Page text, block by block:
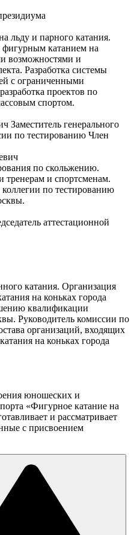
льду и парного катания.
фигурным катанием на
возможностями и
Разработка системы
с ограниченными
проектов по
спортом.
Заместитель генерального
по тестированию Член
по скольжению.
тренерам и спортсменам.
по тестированию
аттестационной
катания. Организация
на коньках города
квалификации
Руководитель комиссии по
организаций, входящих
на коньках города
юношеских и
«Фигурное катание на
и рассматривает
с присвоением